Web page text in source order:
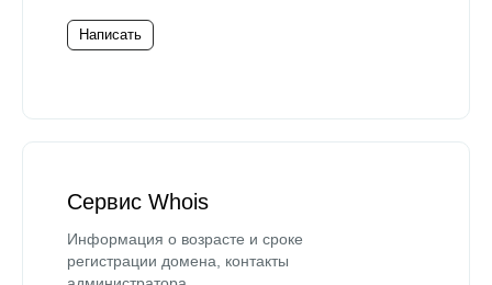
Написать
Сервис Whois
Информация о возрасте и сроке
регистрации домена, контакты